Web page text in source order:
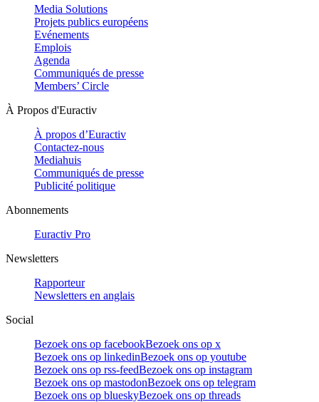
Media Solutions
Projets publics européens
Evénements
Emplois
Agenda
Communiqués de presse
Members’ Circle
À Propos d'Euractiv
À propos d’Euractiv
Contactez-nous
Mediahuis
Communiqués de presse
Publicité politique
Abonnements
Euractiv Pro
Newsletters
Rapporteur
Newsletters en anglais
Social
Bezoek ons op facebookBezoek ons op x
Bezoek ons op linkedinBezoek ons op youtube
Bezoek ons op rss-feedBezoek ons op instagram
Bezoek ons op mastodonBezoek ons op telegram
Bezoek ons op blueskyBezoek ons op threads